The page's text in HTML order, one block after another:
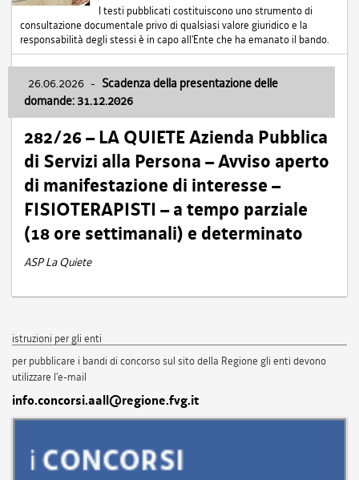
I testi pubblicati costituiscono uno strumento di
consultazione documentale privo di qualsiasi valore giuridico e la
responsabilità degli stessi è in capo all'Ente che ha emanato il bando.
26.06.2026 - Scadenza della presentazione delle
domande: 31.12.2026
282/26 – LA QUIETE Azienda Pubblica
di Servizi alla Persona – Avviso aperto
di manifestazione di interesse –
FISIOTERAPISTI – a tempo parziale
(18 ore settimanali) e determinato
ASP La Quiete
istruzioni per gli enti
per pubblicare i bandi di concorso sul sito della Regione gli enti devono
utilizzare l'e-mail
info.concorsi.aall@regione.fvg.it